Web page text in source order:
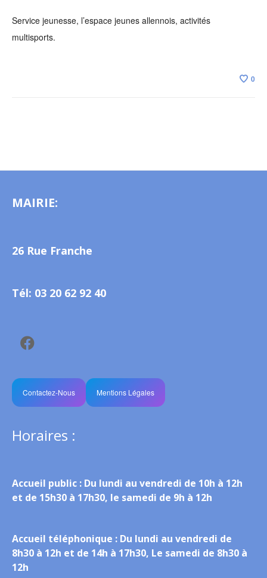
Service jeunesse, l’espace jeunes allennois, activités
multisports.
0
MAIRIE:
26 Rue Franche
Tél: 03 20 62 92 40
Contactez-Nous Mentions Légales
Horaires :
Accueil public : Du lundi au vendredi de 10h à 12h
et de 15h30 à 17h30, le samedi de 9h à 12h
Accueil téléphonique : Du lundi au vendredi de
8h30 à 12h et de 14h à 17h30, Le samedi de 8h30 à
12h